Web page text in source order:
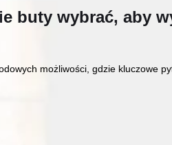
buty wybrać, aby
możliwości, gdzie kluczowe